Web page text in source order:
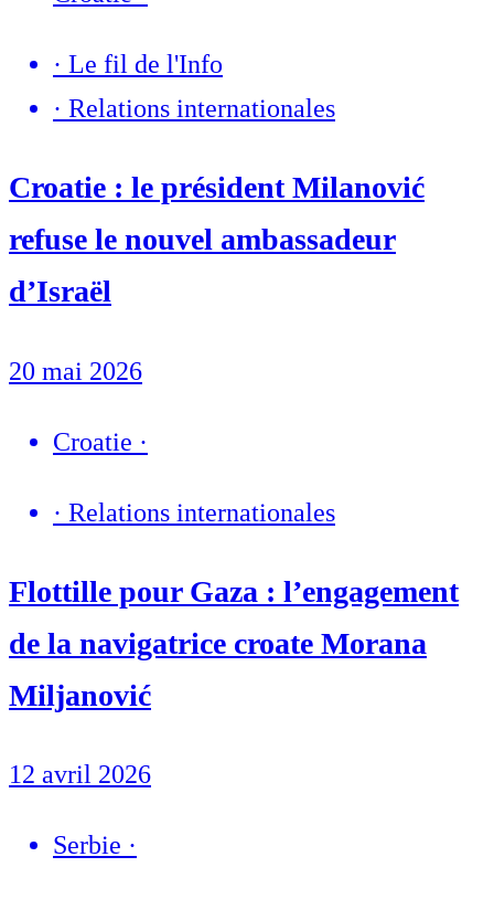
· Le fil de l'Info
· Relations internationales
Croatie : le président Milanović
refuse le nouvel ambassadeur
d’Israël
20 mai 2026
Croatie ·
· Relations internationales
Flottille pour Gaza : l’engagement
de la navigatrice croate Morana
Miljanović
12 avril 2026
Serbie ·